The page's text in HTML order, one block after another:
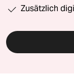
Zusätzlich